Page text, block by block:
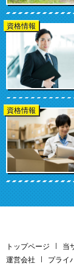
資格情報
資格情報
トップページ 当
運営会社
プライ